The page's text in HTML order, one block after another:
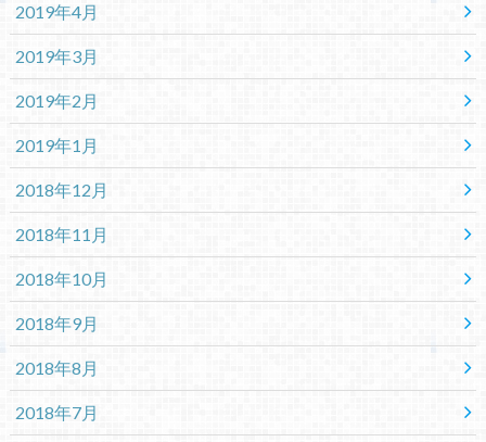
2019年4月
2019年3月
2019年2月
2019年1月
2018年12月
2018年11月
2018年10月
2018年9月
2018年8月
2018年7月